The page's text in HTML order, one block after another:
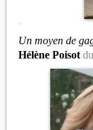
"
Un moyen de
Hélène Poisot